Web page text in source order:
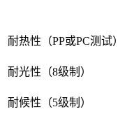
耐热性（PP或PC测试）
耐光性（8级制）
耐候性（5级制）